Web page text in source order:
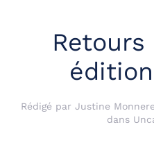
Rédigé par Justine
dans